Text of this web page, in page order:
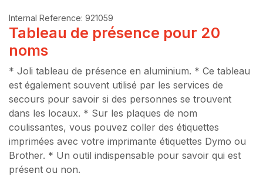
Internal Reference: 921059
Tableau de présence pour 20
noms
* Joli tableau de présence en aluminium. * Ce tableau
est également souvent utilisé par les services de
secours pour savoir si des personnes se trouvent
dans les locaux. * Sur les plaques de nom
coulissantes, vous pouvez coller des étiquettes
imprimées avec votre imprimante étiquettes Dymo ou
Brother. * Un outil indispensable pour savoir qui est
présent ou non.